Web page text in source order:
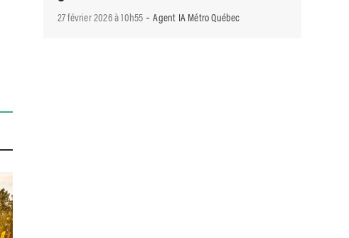
27 février 2026 à 10h55 -Agent IA Métro Québec